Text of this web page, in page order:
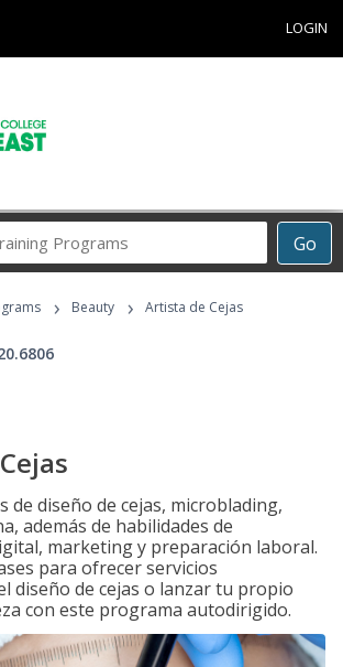
LOGIN
Go
Career
Programs
› Beauty › Artista de Cejas
de diseño de cejas, microblading,
además de habilidades de
marketing y preparación laboral.
para ofrecer servicios
diseño de cejas o lanzar tu propio
con este programa autodirigido.